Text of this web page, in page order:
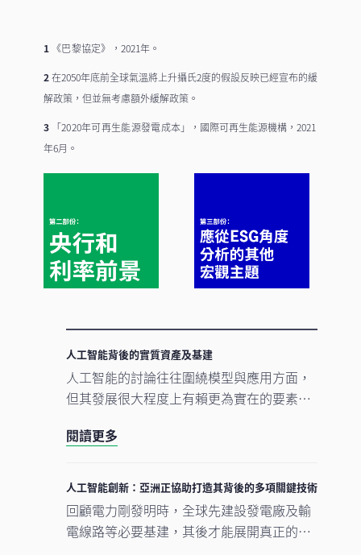
1 《巴黎協定》
，2021年。
2在2050年底前全球氣溫將上升攝氏2度的假設反映已經宣布的緩
解政策，但並無考慮額外緩解政策。
3「2020年可再生能源發電成本」，國際可再生能源機構，2021
年6月。
人工智能背後的實質資產及基建
人工智能的討論往往圍繞模型與應用方面，
但其發展很大程度上有賴更為實在的要素。
撐人工智能發展的實體基礎。隨著結構性因
工智能建設的支柱。
閱讀更多
人工智能創新：亞洲正協助打造其背後的多項關鍵技術
回顧電力剛發明時，全球先建設發電廠及輸
電線路等必要基建，其後才能展開真正的轉